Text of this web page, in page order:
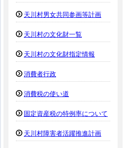
天川村男女共同参画等計画
天川村の文化財一覧
天川村の文化財指定情報
消費者行政
消費税の使い道
固定資産税の特例率について
天川村障害者活躍推進計画